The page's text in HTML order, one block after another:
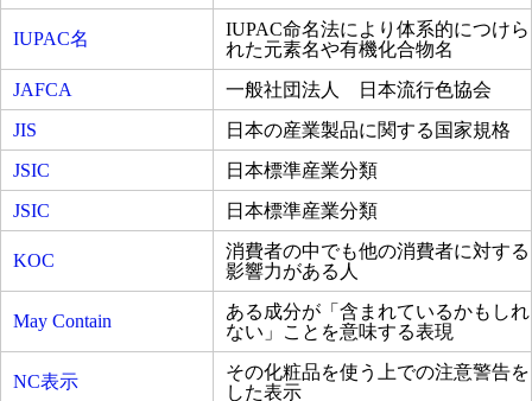
IUPAC名
IUPAC命名法により体系的につけら
れた元素名や有機化合物名
JAFCA
一般社団法人 日本流行色協会
JIS
日本の産業製品に関する国家規格
JSIC
日本標準産業分類
JSIC
日本標準産業分類
KOC
消費者の中でも他の消費者に対する
影響力がある人
May Contain
ある成分が「含まれているかもしれ
ない」ことを意味する表現
NC表示
その化粧品を使う上での注意警告を
した表示